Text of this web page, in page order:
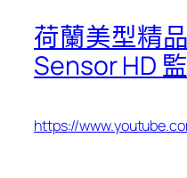
荷蘭美型精
Sensor HD
https://